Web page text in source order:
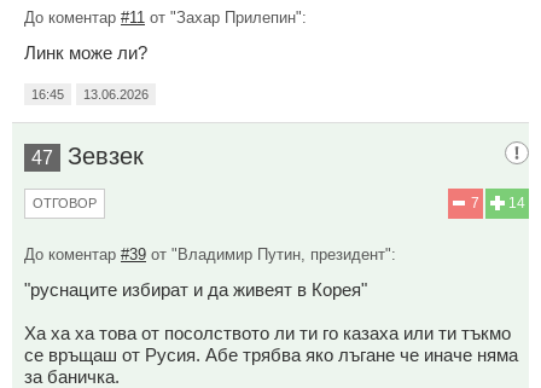
До коментар #11 от "Захар Прилепин":
Линк може ли?
16:45 13.06.2026
47 Зевзек
14
7
ОТГОВОР
До коментар #39 от "Владимир Путин, президент":
"руснаците избират и да живеят в Корея"
Ха ха ха това от посолството ли ти го казаха или ти тъкмо
се връщаш от Русия. Абе трябва яко лъгане че иначе няма
за баничка.